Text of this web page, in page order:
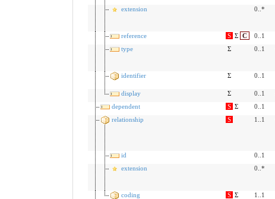
extension
0..*
reference
S Σ C 0..1
type
Σ 0..1
identifier
Σ 0..1
display
Σ 0..1
dependent
S Σ 0..1
relationship
S 1..1
id
0..1
extension
0..*
coding
S Σ 1..1